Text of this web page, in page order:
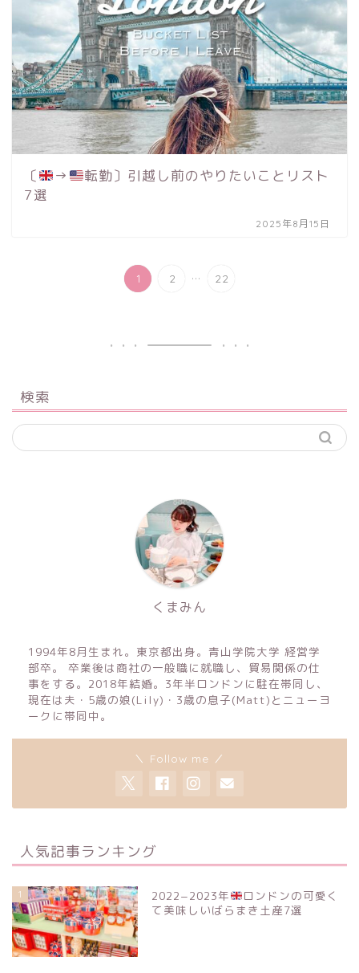
〔 →
転勤〕引越し前のやりたいことリスト
7選
2025年8月15日
1 2 ... 22
検索
くまみん
1994年8月生まれ。東京都出身。青山学院大学 経営学
部卒。 卒業後は商社の一般職に就職し、貿易関係の仕
事をする。2018年結婚。3年半ロンドンに駐在帯同し、
現在は夫・5歳の娘(Lily)・3歳の息子(Matt)とニューヨ
ークに帯同中。
＼ Follow me ／
人気記事ランキング
1 2022−2023年
ロンドンの可愛く
て美味しいばらまき土産7選